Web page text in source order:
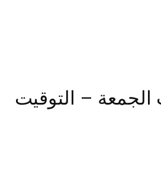
– التوقيت